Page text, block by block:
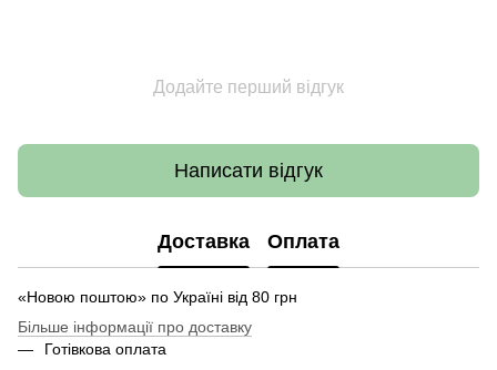
Додайте перший відгук
Написати відгук
Доставка Оплата
«Новою поштою» по Україні від 80 грн
Більше інформації про доставку
Готівкова оплата